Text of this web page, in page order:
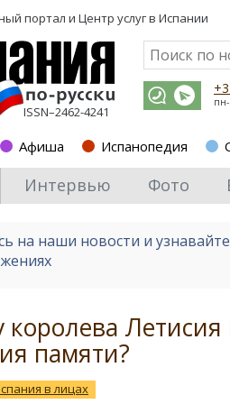
портал и Центр услуг в Испании
ISSN–2462-4241
пн-
Афиша Испанопедия
Интервью Фото
на наши новости и
королева
памяти?
в лицах